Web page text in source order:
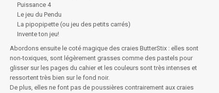
Puissance 4
Le jeu du Pendu
La pipopipette (ou jeu des petits carrés)
Invente ton jeu!
Abordons ensuite le coté magique des craies ButterStix : elles sont
non-toxiques, sont légèrement grasses comme des pastels pour
glisser sur les pages du cahier et les couleurs sont très intenses et
ressortent très bien sur le fond noir.
De plus, elles ne font pas de poussières contrairement aux craies